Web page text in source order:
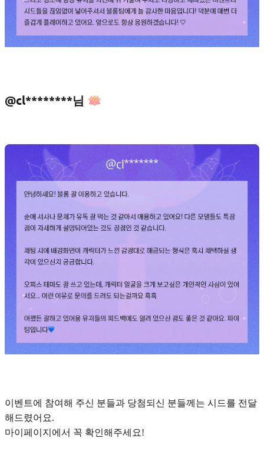
@cl********님 🪷
이벤트에 참여해 주신 분들과 당첨되신 분들께는 시드를 전달
해드렸어요.
마이페이지에서 꼭 확인해주세요!